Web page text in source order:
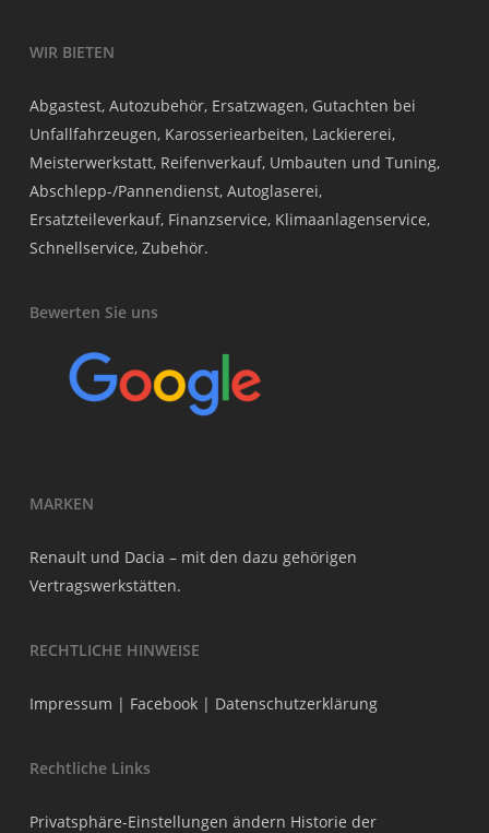
WIR BIETEN
Abgastest, Autozubehör, Ersatzwagen, Gutachten bei
Unfallfahrzeugen, Karosseriearbeiten, Lackiererei,
Meisterwerkstatt, Reifenverkauf, Umbauten und Tuning,
Abschlepp-/Pannendienst, Autoglaserei,
Ersatzteileverkauf, Finanzservice, Klimaanlagenservice,
Schnellservice, Zubehör.
Bewerten Sie uns
MARKEN
Renault und Dacia – mit den dazu gehörigen
Vertragswerkstätten.
RECHTLICHE HINWEISE
Impressum | Facebook| Datenschutzerklärung
Rechtliche Links
Privatsphäre-Einstellungen ändern Historie der